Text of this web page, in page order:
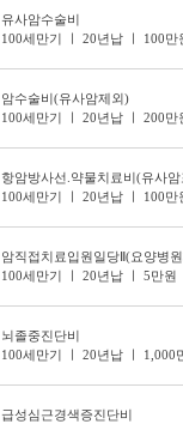
유사암수술비
100세만기 ㅣ 20년납 ㅣ 100만
암수술비(유사암제외)
100세만기 ㅣ 20년납 ㅣ 200만
항암방사선.약물치료비(유사
100세만기 ㅣ 20년납 ㅣ 100만
암직접치료입원일당Ⅱ(요양병
100세만기 ㅣ 20년납 ㅣ 5만원
뇌졸중진단비
100세만기 ㅣ 20년납 ㅣ 1,000
급성심근경색증진단비